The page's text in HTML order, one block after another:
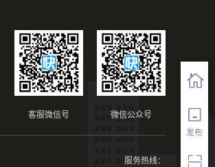
发布
微信公众号
客服微信号
服务热线：